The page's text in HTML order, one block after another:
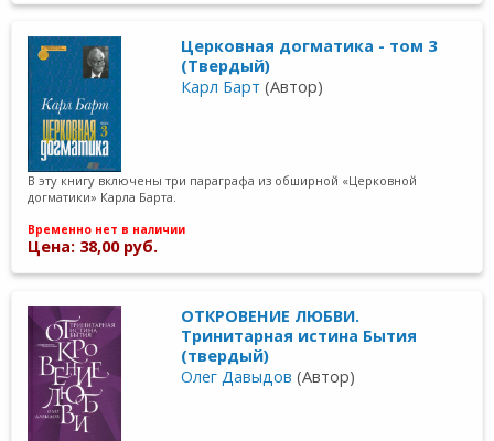
Церковная догматика - том 3
(Твердый)
Карл Барт (Автор)
В эту книгу включены три параграфа из обширной «Церковной
догматики» Карла Барта.
Временно нет в наличии
Цена: 38,00 руб.
ОТКРОВЕНИЕ ЛЮБВИ.
Тринитарная истина Бытия
(твердый)
Олег Давыдов (Автор)